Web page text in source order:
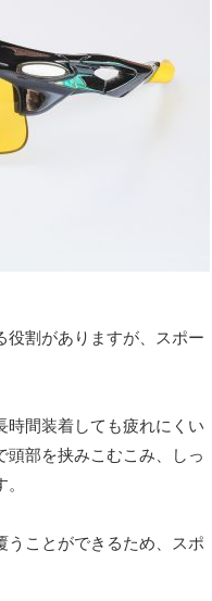
役割がありますが、スポー
時間装着しても疲れにくい
頭部を挟みこむこみ、しっ
うことができるため、スポ